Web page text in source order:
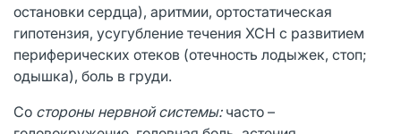
остановки сердца), аритмии, ортостатическая
гипотензия, усугубление течения ХСН с развитием
периферических отеков (отечность лодыжек, стоп;
одышка), боль в груди.
Со стороны нервной системы:часто –